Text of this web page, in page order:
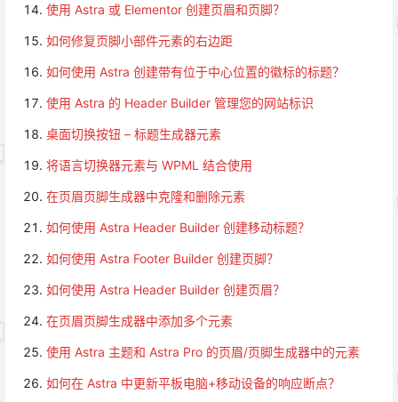
使用 Astra 或 Elementor 创建页眉和页脚？
如何修复页脚小部件元素的右边距
如何使用 Astra 创建带有位于中心位置的徽标的标题？
使用 Astra 的 Header Builder 管理您的网站标识
桌面切换按钮 – 标题生成器元素
将语言切换器元素与 WPML 结合使用
在页眉页脚生成器中克隆和删除元素
如何使用 Astra Header Builder 创建移动标题？
如何使用 Astra Footer Builder 创建页脚？
如何使用 Astra Header Builder 创建页眉？
在页眉页脚生成器中添加多个元素
使用 Astra 主题和 Astra Pro 的页眉/页脚生成器中的元素
如何在 Astra 中更新平板电脑+移动设备的响应断点？